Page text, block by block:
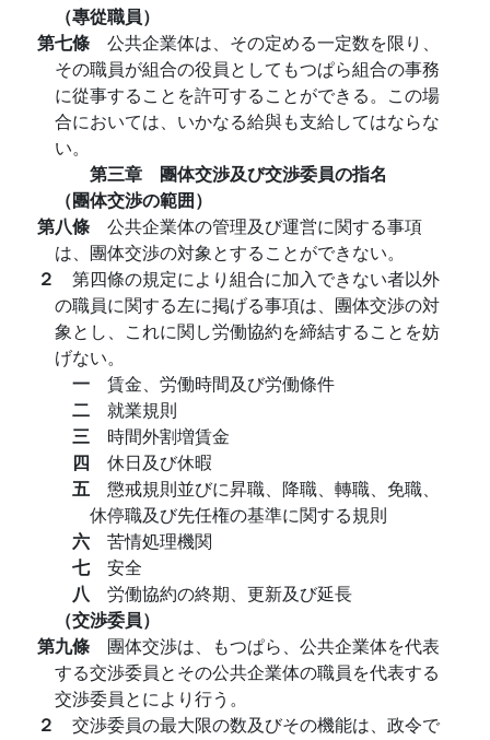
（專從職員）
第七條 公共企業体は、その定める一定数を限り、
その職員が組合の役員としてもつぱら組合の事務
に從事することを許可することができる。この場
合においては、いかなる給與も支給してはならな
い。
第三章 團体交渉及び交渉委員の指名
（團体交渉の範囲）
第八條 公共企業体の管理及び運営に関する事項
は、團体交渉の対象とすることができない。
２ 第四條の規定により組合に加入できない者以外
の職員に関する左に掲げる事項は、團体交渉の対
象とし、これに関し労働協約を締結することを妨
げない。
一 賃金、労働時間及び労働條件
二 就業規則
三 時間外割増賃金
四 休日及び休暇
五 懲戒規則並びに昇職、降職、轉職、免職、
休停職及び先任権の基準に関する規則
六 苦情処理機関
七 安全
八 労働協約の終期、更新及び延長
（交渉委員）
第九條 團体交渉は、もつぱら、公共企業体を代表
する交渉委員とその公共企業体の職員を代表する
交渉委員とにより行う。
２ 交渉委員の最大限の数及びその機能は、政令で